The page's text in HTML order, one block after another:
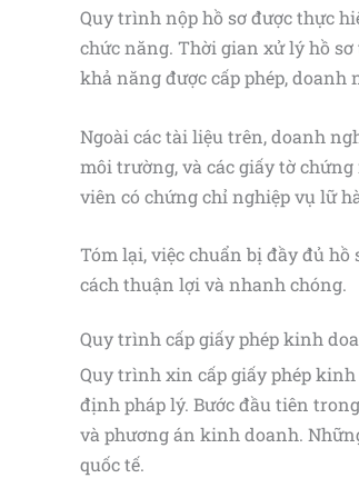
Quy trình nộp hồ sơ được thực
chức năng. Thời gian xử lý hồ
khả năng được cấp phép,
Ngoài các tài liệu trên, doanh
môi trường, và các giấy tờ
viên có chứng chỉ nghiệp vụ lữ
Tóm lại, việc chuẩn bị đầy đủ
cách thuận lợi và nhanh chóng.
Quy trình cấp giấy phép kinh
Quy trình xin cấp giấy phép
định pháp lý. Bước đầu tiên
và phương án kinh doanh.
quốc tế.